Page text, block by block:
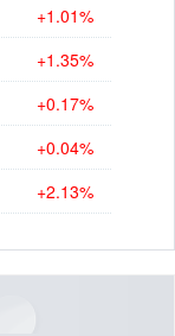
+1.01%
+1.35%
+0.17%
+0.04%
+2.13%